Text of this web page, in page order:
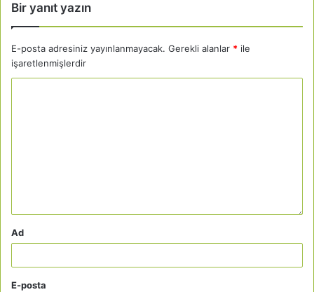
Bir yanıt yazın
E-posta adresiniz yayınlanmayacak. Gerekli alanlar * ile
işaretlenmişlerdir
Ad
E-posta